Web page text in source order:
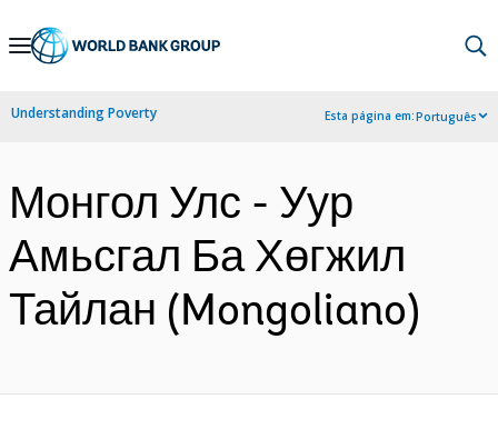
Skip
Navigation
Understanding Poverty Esta página em:Português
Монгол Улс - Уур
Амьсгал Ба Хөгжил
Тайлан (Mongoliano)